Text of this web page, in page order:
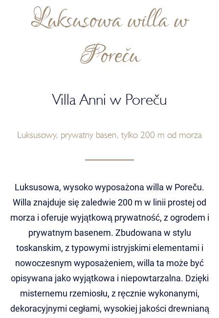
Luksusowa willa w
Poreču
Villa Anni w Poreču
Luksusowy, prywatny basen, tylko 200 m od morza
Luksusowa, wysoko wyposażona willa w Poreču.
Willa znajduje się zaledwie 200 m w linii prostej od
morza i oferuje wyjątkową prywatność, z ogrodem i
prywatnym basenem. Zbudowana w stylu
toskanskim, z typowymi istryjskimi elementami i
nowoczesnym wyposażeniem, willa ta może być
opisywana jako wyjątkowa i niepowtarzalna. Dzięki
misternemu rzemiosłu, z ręcznie wykonanymi,
dekoracyjnymi cegłami, wysokiej jakości drewnianą